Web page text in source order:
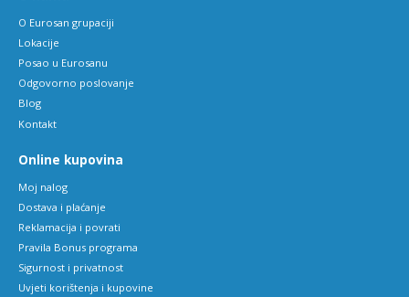
O Eurosan grupaciji
Lokacije
Posao u Eurosanu
Odgovorno poslovanje
Blog
Kontakt
Online kupovina
Moj nalog
Dostava i plaćanje
Reklamacija i povrati
Pravila Bonus programa
Sigurnost i privatnost
Uvjeti korištenja i kupovine